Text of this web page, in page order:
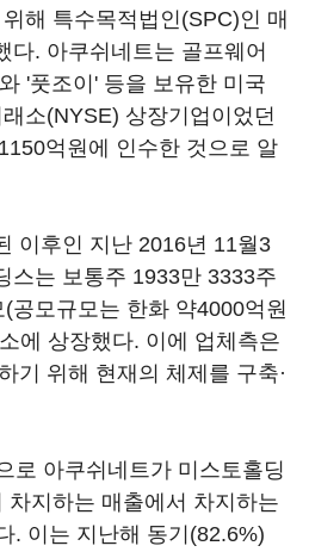
해 특수목적법인(SPC)인 매
다. 아쿠쉬네트는 골프웨어
'풋조이' 등을 보유한 미국
소(NYSE) 상장기업이었던
억원에 인수한 것으로 알
이후인 지난 2016년 11월3
스는 보통주 1933만 3333주
공모규모는 한화 약4000억원
에 상장했다. 이에 업체측은
기 위해 현재의 체제를 구축·
로 아쿠쉬네트가 미스토홀딩
차지하는 매출에서 차지하는
. 이는 지난해 동기(82.6%)